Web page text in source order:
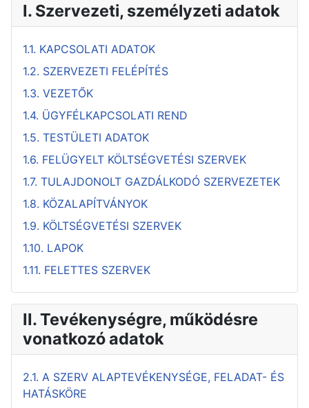
I. Szervezeti, személyzeti adatok
1.1. KAPCSOLATI ADATOK
1.2. SZERVEZETI FELÉPÍTÉS
1.3. VEZETŐK
1.4. ÜGYFÉLKAPCSOLATI REND
1.5. TESTÜLETI ADATOK
1.6. FELÜGYELT KÖLTSÉGVETÉSI SZERVEK
1.7. TULAJDONOLT GAZDÁLKODÓ SZERVEZETEK
1.8. KÖZALAPÍTVÁNYOK
1.9. KÖLTSÉGVETÉSI SZERVEK
1.10. LAPOK
1.11. FELETTES SZERVEK
II. Tevékenységre, működésre
vonatkozó adatok
2.1. A SZERV ALAPTEVÉKENYSÉGE, FELADAT- ÉS
HATÁSKÖRE